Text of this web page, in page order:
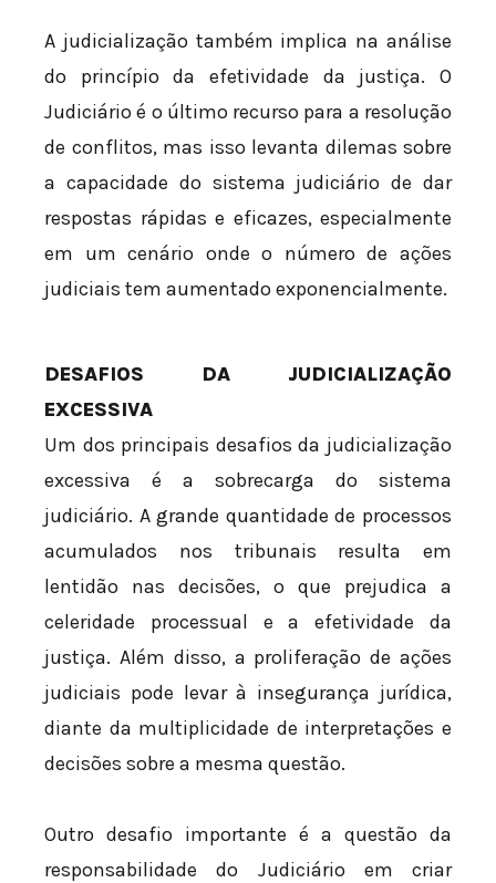
A judicialização também implica na análise
do princípio da efetividade da justiça. O
Judiciário é o último recurso para a resolução
de conflitos, mas isso levanta dilemas sobre
a capacidade do sistema judiciário de dar
respostas rápidas e eficazes, especialmente
em um cenário onde o número de ações
judiciais tem aumentado exponencialmente.
DESAFIOS DA JUDICIALIZAÇÃO
EXCESSIVA
Um dos principais desafios da judicialização
excessiva é a sobrecarga do sistema
judiciário. A grande quantidade de processos
acumulados nos tribunais resulta em
lentidão nas decisões, o que prejudica a
celeridade processual e a efetividade da
justiça. Além disso, a proliferação de ações
judiciais pode levar à insegurança jurídica,
diante da multiplicidade de interpretações e
decisões sobre a mesma questão.
Outro desafio importante é a questão da
responsabilidade do Judiciário em criar